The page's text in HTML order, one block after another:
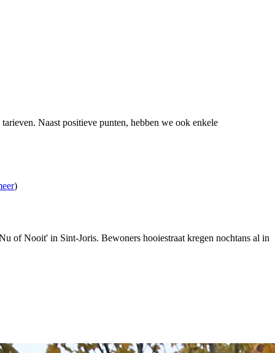
Naast positieve punten, hebben we ook enkele
)
of Nooit' in Sint-Joris. Bewoners hooiestraat kregen nochtans al in